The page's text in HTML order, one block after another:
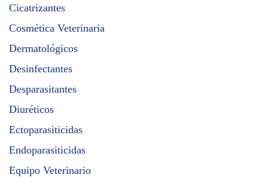
Cicatrizantes
Cosmética Veterinaria
Dermatológicos
Desinfectantes
Desparasitantes
Diuréticos
Ectoparasiticidas
Endoparasiticidas
Equipo Veterinario